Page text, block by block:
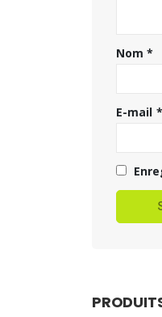
Nom*
E-mail *